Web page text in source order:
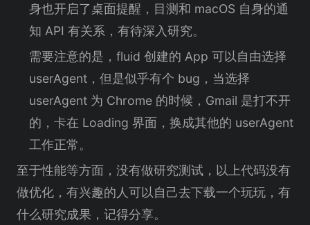
身也开启了桌面提醒，目测和 macOS 自身的通
知 API 有关系，有待深入研究。
需要注意的是，fluid 创建的 App 可以自由选择
userAgent，但是似乎有个 bug，当选择
userAgent 为 Chrome 的时候，Gmail 是打不开
的，卡在 Loading 界面，换成其他的 userAgent
工作正常。
至于性能等方面，没有做研究测试，以上代码没有
做优化，有兴趣的人可以自己去下载一个玩玩，有
什么研究成果，记得分享。